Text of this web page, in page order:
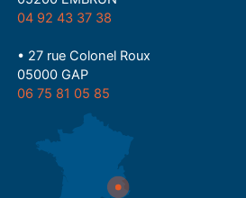
04 92 43 37 38
• 27 rue Colonel Roux
05000 GAP
06 75 81 05 85